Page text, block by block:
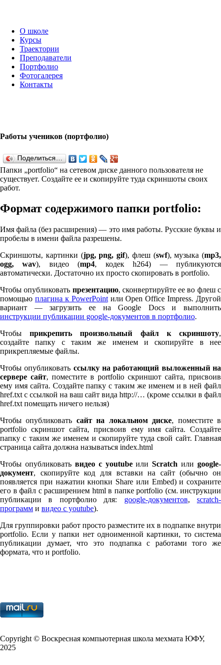
О школе
Курсы
Траектории
Преподаватели
Портфолио
Фотогалерея
Контакты
Работы учеников (портфолио)
Поделиться…
Папки „port­fo­lio“ на сетевом диске данного пользователя не
существует. Создайте ее и скопируйте туда скриншоты своих
работ.
Формат содержимого папки port­fo­lio:
Имя файла (без расширения) — это имя работы. Русские буквы и
пробелы в имени файла разрешены.
Скриншоты, картинки (jpg, png, gif), флеш (swf), музыка (mp3,
ogg, wav), видео (mp4, кодек h264) — публикуются
автоматически. Достаточно их просто скопировать в port­fo­lio.
Чтобы опубликовать презентацию, сконвертируйте ее во флеш с
помощью плагина к Pow­er­Pointили Open Office Impress. Другой
вариант — загрузить ее на Google Docs и выполнить
инструкции публикации google-документов в портфолио.
Чтобыприкрепить произвольный файл к скриншоту,
создайте папку с таким же именем и скопируйте в нее
прикрепляемые файлы.
Чтобы опубликовать ссылку на работающий выложенный на
сервере сайт, поместите в port­fo­lio скриншот сайта, присвоив
ему имя сайта. Создайте папку с таким же именем и в ней файл
href.txt с ссылкой на ваш сайт вида http://… (кроме ссылки в файл
href.txt помещать ничего нельзя)
Чтобы опубликовать сайт на локальном диске, поместите в
port­fo­lio скриншот сайта, присвоив ему имя сайта. Создайте
папку с таким же именем и скопируйте туда свой сайт. Главная
страница сайта должна называться index.html
Чтобы опубликовать видео с youtubeилиScratch или google-
документ, скопируйте код для вставки на сайт (обычно он
появляется при нажатии кнопки Share или Embed) и сохраните
его в файл с расширением html в папке port­fo­lio (см. инструкции
публикации в портфолио для: google-документов,scratch-
программ и видео с youtube).
Для группировки работ просто разместите их в подпапке внутри
port­fo­lio. Если у папки нет одноименной картинки, то система
публикации думает, что это подпапка с работами того же
формата, что и port­fo­lio.
Copy­right © Воскресная компьютерная школа мехмата ЮФУ,
2025